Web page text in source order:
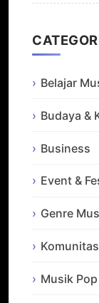
Belajar
Budaya &
Business
Event &
Genre
Musik Pop